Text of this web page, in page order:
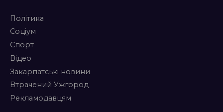
Політика
Соціум
Спорт
Відео
Закарпатські новини
Втрачений Ужгород
Рекламодавцям